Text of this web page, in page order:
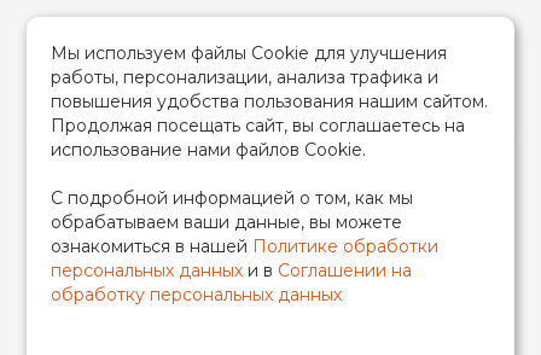
2026 © TIM (ТИМ) Инженерная сантехника, Все права
защищены
ИП Гончаренко Надежда Николаевна
500708528433/319500700011740
Мы используем файлы Cookie для улучшения
работы, персонализации, анализа трафика и
повышения удобства пользования нашим сайтом.
Продолжая посещать сайт, вы соглашаетесь на
использование нами файлов Cookie.
С подробной информацией о том, как мы
обрабатываем ваши данные, вы можете
ознакомиться в нашей Политике обработки
персональных данных и в Соглашении на
обработку персональных данных